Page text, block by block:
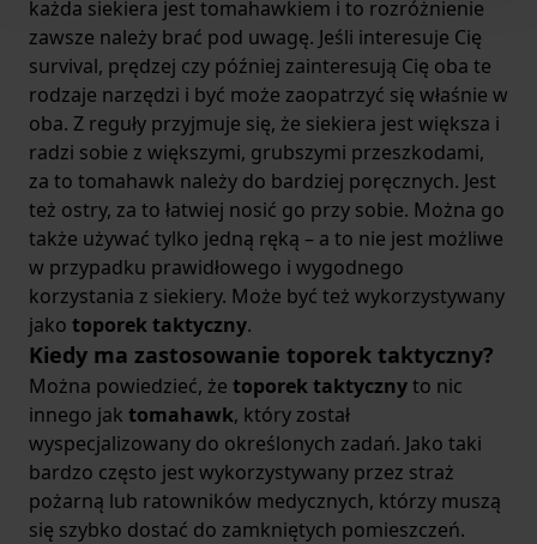
każda siekiera jest tomahawkiem i to rozróżnienie
zawsze należy brać pod uwagę. Jeśli interesuje Cię
survival, prędzej czy później zainteresują Cię oba te
rodzaje narzędzi i być może zaopatrzyć się właśnie w
oba. Z reguły przyjmuje się, że siekiera jest większa i
radzi sobie z większymi, grubszymi przeszkodami,
za to tomahawk należy do bardziej poręcznych. Jest
też ostry, za to łatwiej nosić go przy sobie. Można go
także używać tylko jedną ręką – a to nie jest możliwe
w przypadku prawidłowego i wygodnego
korzystania z siekiery. Może być też wykorzystywany
jako toporek taktyczny.
Kiedy ma zastosowanie toporek taktyczny?
Można powiedzieć, że toporek taktycznyto nic
innego jak tomahawk, który został
wyspecjalizowany do określonych zadań. Jako taki
bardzo często jest wykorzystywany przez straż
pożarną lub ratowników medycznych, którzy muszą
się szybko dostać do zamkniętych pomieszczeń.